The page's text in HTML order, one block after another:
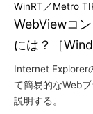
WebViewコ
には？［
WinRT／Metro
Internet Explorer
て簡易的なWeb
説明する。